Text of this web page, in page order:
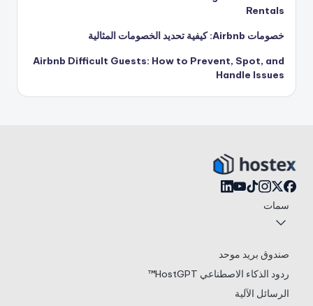
Rentals
خصومات Airbnb: كيفية تحديد الخصومات المثالية
Airbnb Difficult Guests: How to Prevent, Spot, and
Handle Issues
سمات
صندوق بريد موحد
ردود الذكاء الاصطناعي HostGPT™
الرسائل الآلية